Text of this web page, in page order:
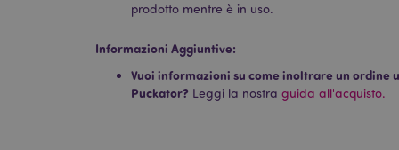
prodotto mentre è in uso.
Informazioni Aggiuntive:
Vuoi informazioni su come inoltrare un ordine
Puckator? Leggi la nostra guida all'acquisto.
Nome